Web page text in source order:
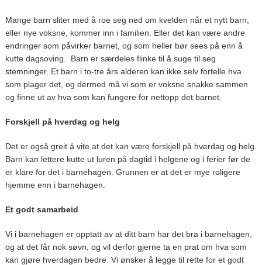
Mange barn sliter med å roe seg ned om kvelden når et nytt barn,
eller nye voksne, kommer inn i familien. Eller det kan være andre
endringer som påvirker barnet, og som heller bør sees på enn å
kutte dagsoving. Barn er særdeles flinke til å suge til seg
stemninger. Et barn i to-tre års alderen kan ikke selv fortelle hva
som plager det, og dermed må vi som er voksne snakke sammen
og finne ut av hva som kan fungere for nettopp det barnet.
Forskjell på hverdag og helg
Det er også greit å vite at det kan være forskjell på hverdag og helg.
Barn kan lettere kutte ut luren på dagtid i helgene og i ferier før de
er klare for det i barnehagen. Grunnen er at det er mye roligere
hjemme enn i barnehagen.
Et godt samarbeid
Vi i barnehagen er opptatt av at ditt barn har det bra i barnehagen,
og at det får nok søvn, og vil derfor gjerne ta en prat om hva som
kan gjøre hverdagen bedre. Vi ønsker å legge til rette for et godt